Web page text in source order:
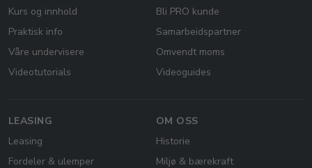
Kurs og innhold
Praktisk info
Våre undervisere
Videotutorials
Bli PRO kunde
Samarbeidspartner
Omvendt moms
Videoguides
LEASING
Leasing
Fordeler & ulemper
OM OSS
Historie
Miljø & bærekraft